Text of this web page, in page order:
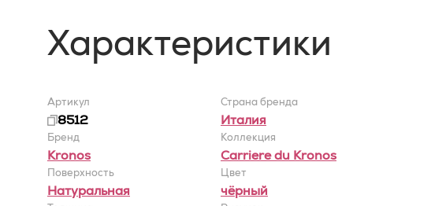
Характеристики
Артикул
8512
Страна бренда
Италия
Бренд
Kronos
Коллекция
Carriere du Kronos
Поверхность
Натуральная
Цвет
чёрный